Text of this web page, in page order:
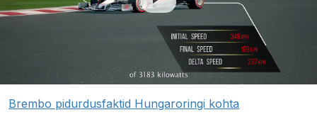
Brembo pidurdusfaktid Hungaroringi kohta